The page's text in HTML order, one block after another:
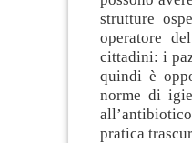
strutture
operatore
cittadini: i
quindi è
norme di
pratica